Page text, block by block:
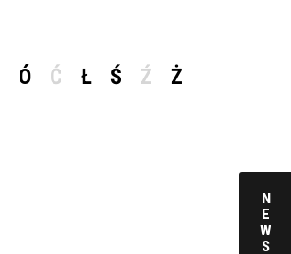
Ó Ć Ł Ś Ź
Ż
N
E
W
S